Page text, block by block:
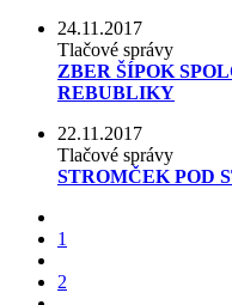
24.11.2017
Tlačové správy
ZBER ŠÍPOK
REBUBLIKY
22.11.2017
Tlačové správy
STROMČEK POD
1
2